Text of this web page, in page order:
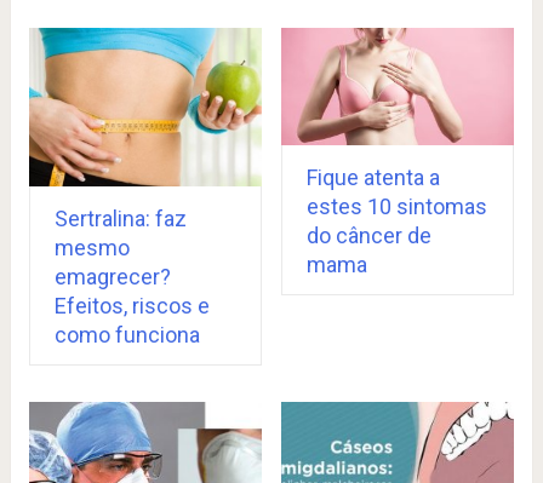
Sertralina: faz
mesmo
emagrecer?
Efeitos, riscos e
como funciona
Fique atenta a
estes 10 sintomas
do câncer de
mama